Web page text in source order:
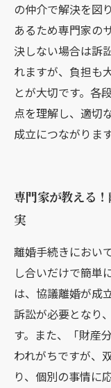
の仲介で解決を図
あるため専門家の
決しない場合は訴
れますが、負担も
とが大切です。各
点を理解し、適切
成立につながります
専門家が教える
実
離婚手続きにおい
し合いだけで簡単
は、協議離婚が成
訴訟が必要となり
す。また、「財産
われがちですが、
り、個別の事情に